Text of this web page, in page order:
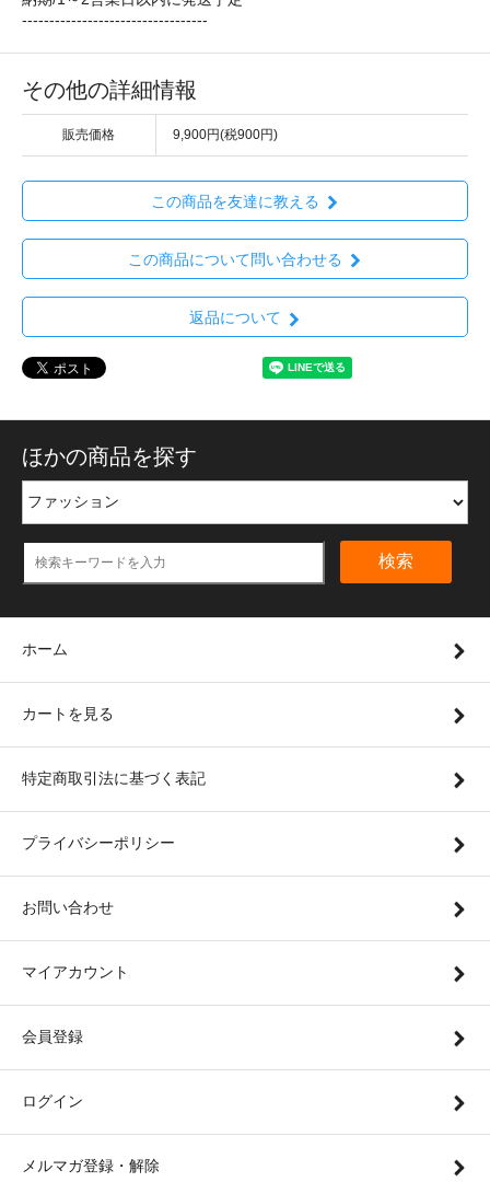
----------------------------------
その他の詳細情報
販売価格 9,900円(税900円)
この商品を友達に教える
この商品について問い合わせる
返品について
ほかの商品を探す
検索
ホーム
カートを見る
特定商取引法に基づく表記
プライバシーポリシー
お問い合わせ
マイアカウント
会員登録
ログイン
メルマガ登録・解除